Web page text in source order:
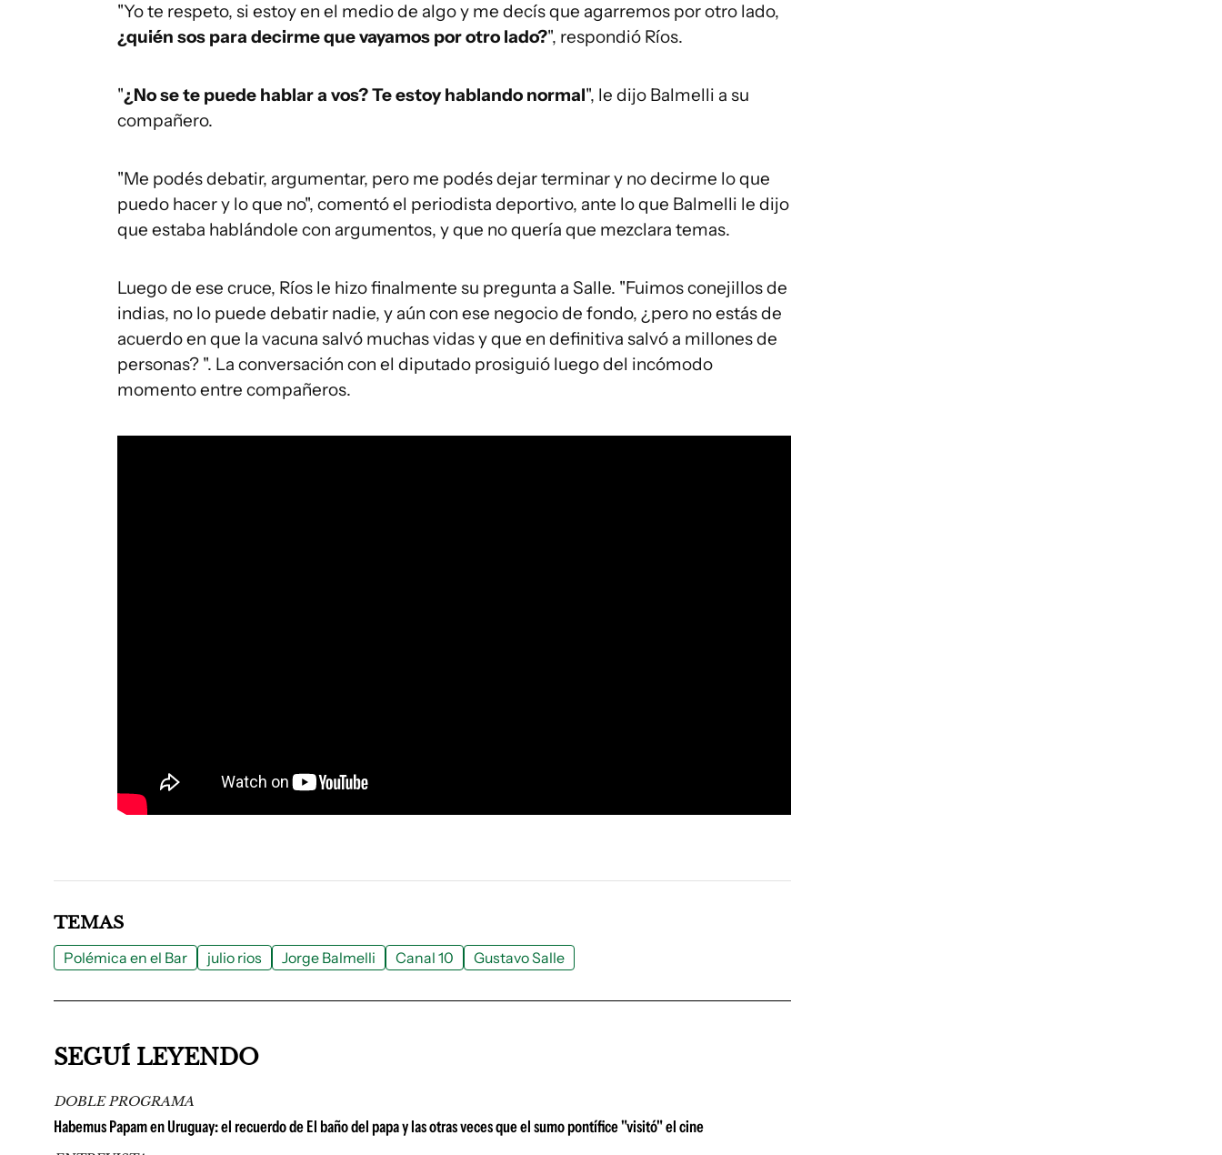
"Yo te respeto, si estoy en el medio de algo y me decís que agarremos por otro lado,
¿quién sos para decirme que vayamos por otro lado?", respondió Ríos.
"¿No se te puede hablar a vos? Te estoy hablando normal", le dijo Balmelli a su
compañero.
"Me podés debatir, argumentar, pero me podés dejar terminar y no decirme lo que
puedo hacer y lo que no", comentó el periodista deportivo, ante lo que Balmelli le dijo
que estaba hablándole con argumentos, y que no quería que mezclara temas.
Luego de ese cruce, Ríos le hizo finalmente su pregunta a Salle. "Fuimos conejillos de
indias, no lo puede debatir nadie, y aún con ese negocio de fondo, ¿pero no estás de
acuerdo en que la vacuna salvó muchas vidas y que en definitiva salvó a millones de
personas? ". La conversación con el diputado prosiguió luego del incómodo
momento entre compañeros.
TEMAS
Polémica en el Bar julio rios Jorge Balmelli Canal 10 Gustavo Salle
SEGUÍ LEYENDO
DOBLE PROGRAMA
Habemus Papam en Uruguay: el recuerdo de El baño del papa y las otras veces que el sumo pontífice "visitó" el cine